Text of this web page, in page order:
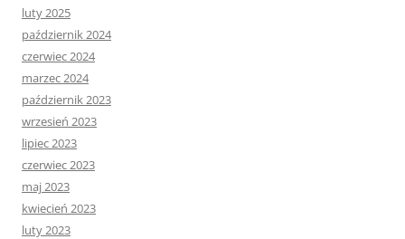
luty 2025
październik 2024
czerwiec 2024
marzec 2024
październik 2023
wrzesień 2023
lipiec 2023
czerwiec 2023
maj 2023
kwiecień 2023
luty 2023